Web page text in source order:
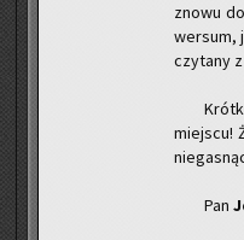
znowu
wer­sum,
czy­ta­ny
miej­scu!
Pan